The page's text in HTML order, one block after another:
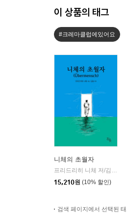
이 상품의 태그
#크레마클럽에있어요
니체의 초월자
프리드리히 니체 저/김철 편역
15,210원 (10% 할인)
검색 페이지에서 선택된